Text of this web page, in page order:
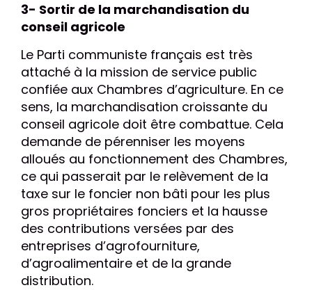
3- Sortir de la marchandisation du
conseil agricole
Le Parti communiste français est très
attaché à la mission de service public
confiée aux Chambres d’agriculture. En ce
sens, la marchandisation croissante du
conseil agricole doit être combattue. Cela
demande de pérenniser les moyens
alloués au fonctionnement des Chambres,
ce qui passerait par le relèvement de la
taxe sur le foncier non bâti pour les plus
gros propriétaires fonciers et la hausse
des contributions versées par des
entreprises d’agrofourniture,
d’agroalimentaire et de la grande
distribution.